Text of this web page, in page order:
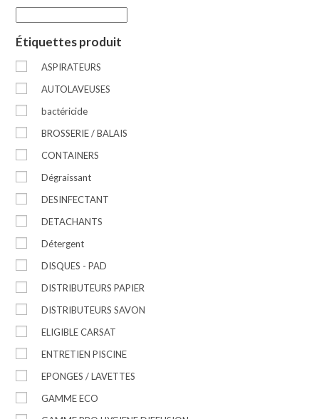
Étiquettes produit
ASPIRATEURS
AUTOLAVEUSES
bactéricide
BROSSERIE / BALAIS
CONTAINERS
Dégraissant
DESINFECTANT
DETACHANTS
Détergent
DISQUES - PAD
DISTRIBUTEURS PAPIER
DISTRIBUTEURS SAVON
ELIGIBLE CARSAT
ENTRETIEN PISCINE
EPONGES / LAVETTES
GAMME ECO